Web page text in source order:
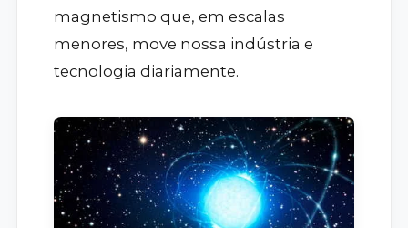
magnetismo que, em escalas
menores, move nossa indústria e
tecnologia diariamente.